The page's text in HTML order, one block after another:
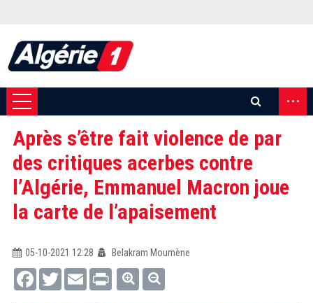
...
Après s’être fait violence de par
des critiques acerbes contre
l’Algérie, Emmanuel Macron joue
la carte de l’apaisement
05-10-2021 12:28
Belakram Moumène
FacebookTwitterEmail Print